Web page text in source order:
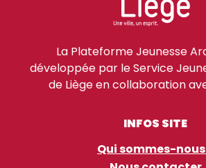
La Plateforme Jeunesse
développée par le Service
de Liège en collaboration
INFOS SITE
Qui sommes-nous